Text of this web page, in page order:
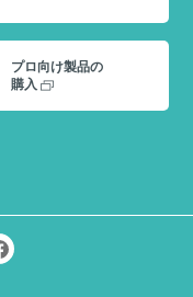
プロ向け製品の
購入